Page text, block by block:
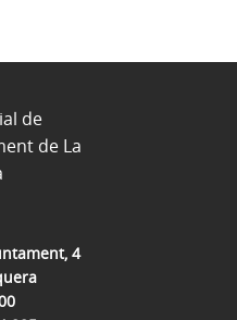
4
de
de La